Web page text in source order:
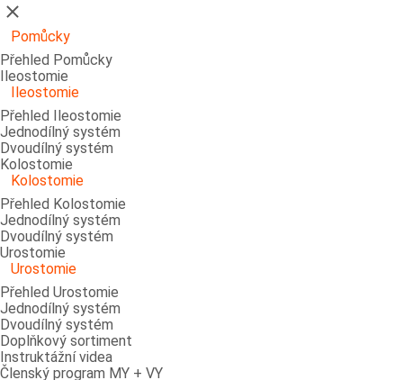
Zavřít
Pomůcky
Přehled Pomůcky
Ileostomie
Ileostomie
Přehled Ileostomie
Jednodílný systém
Dvoudílný systém
Kolostomie
Kolostomie
Přehled Kolostomie
Jednodílný systém
Dvoudílný systém
Urostomie
Urostomie
Přehled Urostomie
Jednodílný systém
Dvoudílný systém
Doplňkový sortiment
Instruktážní videa
Členský program MY + VY